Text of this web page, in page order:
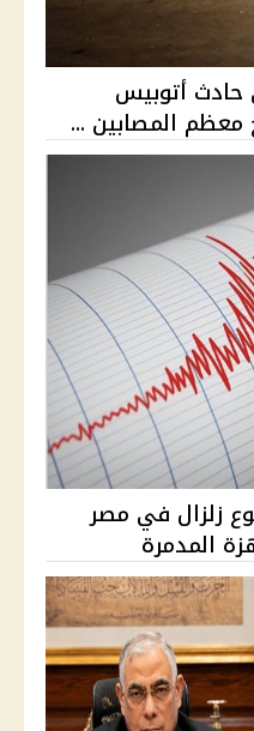
وإصابة 13 في حادث أتوبيس
المصابين ...
زلزال في مصر
المدمرة